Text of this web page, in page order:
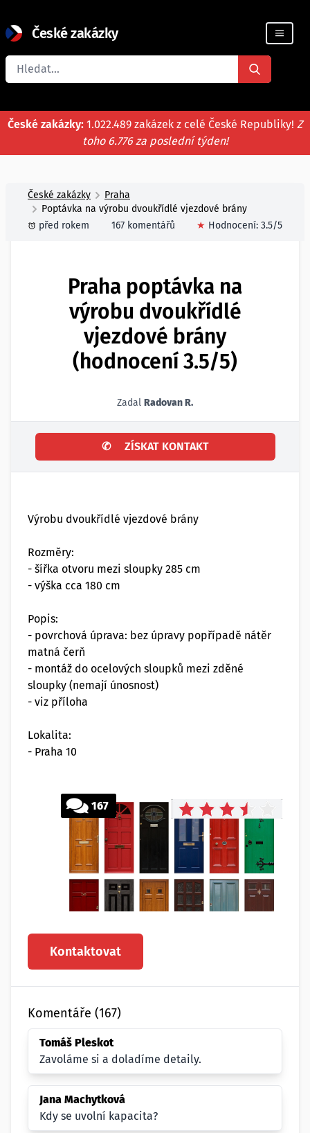
České zakázky
Registrace firmy
České zakázky: 1.022.489 zakázek z celé České Republiky! Z
toho 6.776 za poslední týden!
České zakázky
Praha
Poptávka na výrobu dvoukřídlé vjezdové brány
před rokem
167 komentářů ★ Hodnocení: 3.5/5
Praha poptávka na
výrobu dvoukřídlé
vjezdové brány
(hodnocení 3.5/5)
Zadal Radovan R.
✆ ZÍSKAT KONTAKT
Výrobu dvoukřídlé vjezdové brány
Rozměry:
- šířka otvoru mezi sloupky 285 cm
- výška cca 180 cm
Popis:
- povrchová úprava: bez úpravy popřípadě nátěr
matná čerň
- montáž do ocelových sloupků mezi zděné
sloupky (nemají únosnost)
- viz příloha
Lokalita:
- Praha 10
167
Kontaktovat
Komentáře (167)
Tomáš Pleskot
Zavoláme si a doladíme detaily.
Jana Machytková
Kdy se uvolní kapacita?